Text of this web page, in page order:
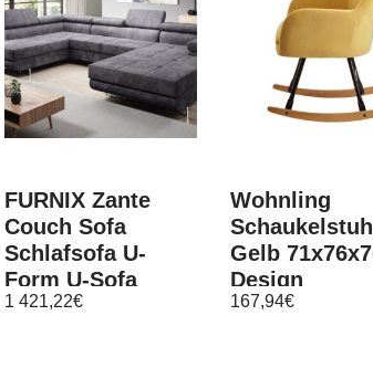
FURNIX Zante
Couch Sofa
Schlafsofa U-
Form U-Sofa
Schlaffunktion KR
1 421,22€
Wohnling
Schaukelstuhl
Gelb
Design
Relaxsessel
167,94€